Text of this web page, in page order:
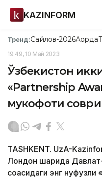
KAZINFORM
Тренд:Сайлов-2026Ақорда
19:49, 10 Май 2023
Ўзбекистон
«Partnership
мукофоти
TASHKENT. UzA-
Лондон шаҳрида
соҳасидаги энг